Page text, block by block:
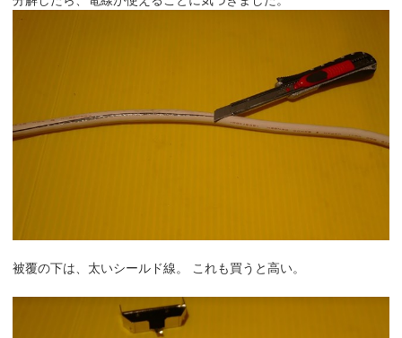
被覆の下は、太いシールド線。 これも買うと高い。